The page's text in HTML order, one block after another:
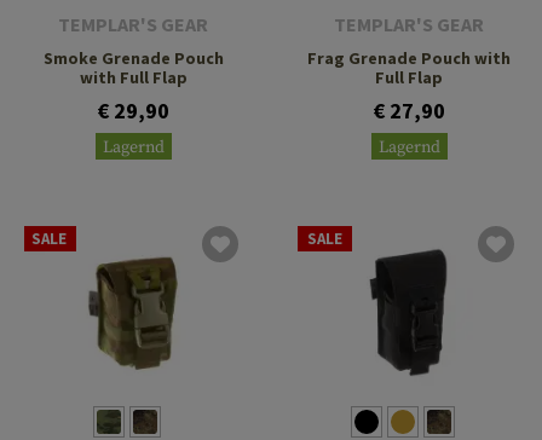
TEMPLAR'S GEAR
Smoke Grenade Pouch
with Full Flap
€ 29,90
Lagernd
TEMPLAR'S GEAR
Frag Grenade Pouch with
Full Flap
€ 27,90
Lagernd
SALE SALE